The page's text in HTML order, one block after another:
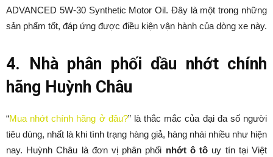
ADVANCED 5W-30 Synthetic Motor Oil. Đây là một trong những
sản phẩm tốt, đáp ứng được điều kiện vận hành của dòng xe này.
4. Nhà phân phối dầu nhớt chính
hãng Huỳnh Châu
“Mua nhớt chính hãng ở đâu?” là thắc mắc của đại đa số người
tiêu dùng, nhất là khi tình trạng hàng giả, hàng nhái nhiều như hiện
nay. Huỳnh Châu là đơn vị phân phối nhớt ô tô uy tín tại Việt